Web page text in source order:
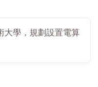
大學，規劃設置電算